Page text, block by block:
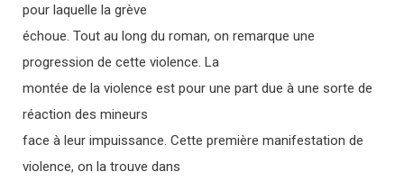
pour laquelle la grève
échoue. Tout au long du roman, on remarque une
progression de cette violence. La
montée de la violence est pour une part due à une sorte de
réaction des mineurs
face à leur impuissance. Cette première manifestation de
violence, on la trouve dans